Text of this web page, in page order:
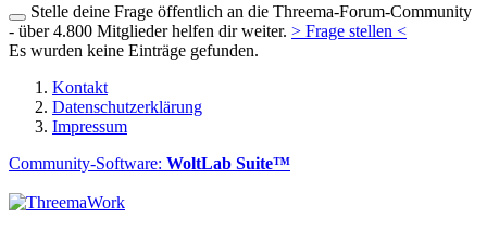
Stelle deine Frage öffentlich an die Threema-Forum-Community
- über 4.800 Mitglieder helfen dir weiter. > Frage stellen <
Es wurden keine Einträge gefunden.
Kontakt
Datenschutzerklärung
Impressum
Community-Software: WoltLab Suite™